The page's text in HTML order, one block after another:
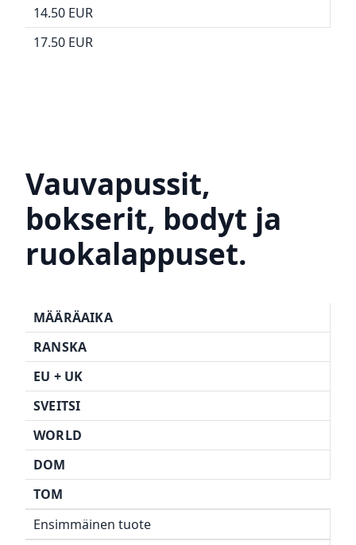
14.50 EUR
17.50 EUR
Vauvapussit,
bokserit, bodyt ja
ruokalappuset.
MÄÄRÄAIKA
RANSKA
EU + UK
SVEITSI
WORLD
DOM
TOM
Ensimmäinen tuote